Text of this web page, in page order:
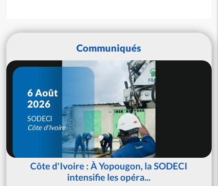
Communiqués
6 Août
2026
SODECI
Côte d'Ivoire
Côte d'Ivoire : À Yopougon, la SODECI
intensifie les opéra...